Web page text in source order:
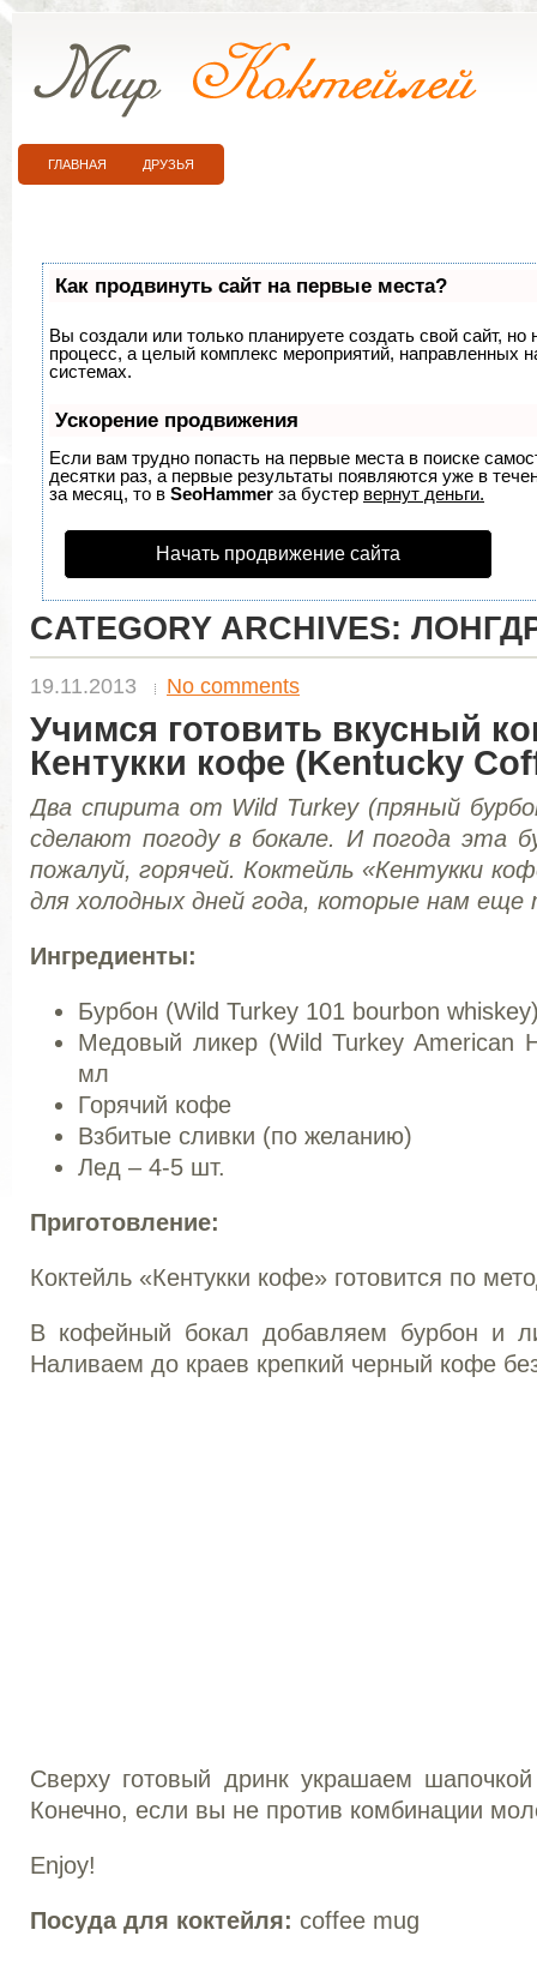
ГЛАВНАЯ ДРУЗЬЯ
Как продвинуть сайт на первые места?
Вы создали или только планируете создать свой сайт,
процесс, а целый комплекс мероприятий, направленных
системах.
Ускорение продвижения
Если вам трудно попасть на первые места в поиске
десятки раз, а первые результаты появляются уже в
за месяц, то в SeoHammer за бустер вернут деньги.
Начать продвижение сайта
CATEGORY ARCHIVES:
19.11.2013 No comments
Учимся готовить вкусный
Кентукки кофе (Kentucky
Два спирита от Wild Turkey (пряный
сделают погоду в бокале. И погода эта
пожалуй, горячей. Коктейль «Кентукки
для холодных дней года, которые нам еще
Ингредиенты:
Бурбон (Wild Turkey 101 bourbon
Медовый ликер (Wild Turkey American
мл
Горячий кофе
Взбитые сливки (по желанию)
Лед – 4-5 шт.
Приготовление:
Коктейль «Кентукки кофе» готовится по
В кофейный бокал добавляем бурбон и
Наливаем до краев крепкий черный кофе
Сверху готовый дринк украшаем
Конечно, если вы не против комбинации
Enjoy!
Посуда для коктейля: coffee mug